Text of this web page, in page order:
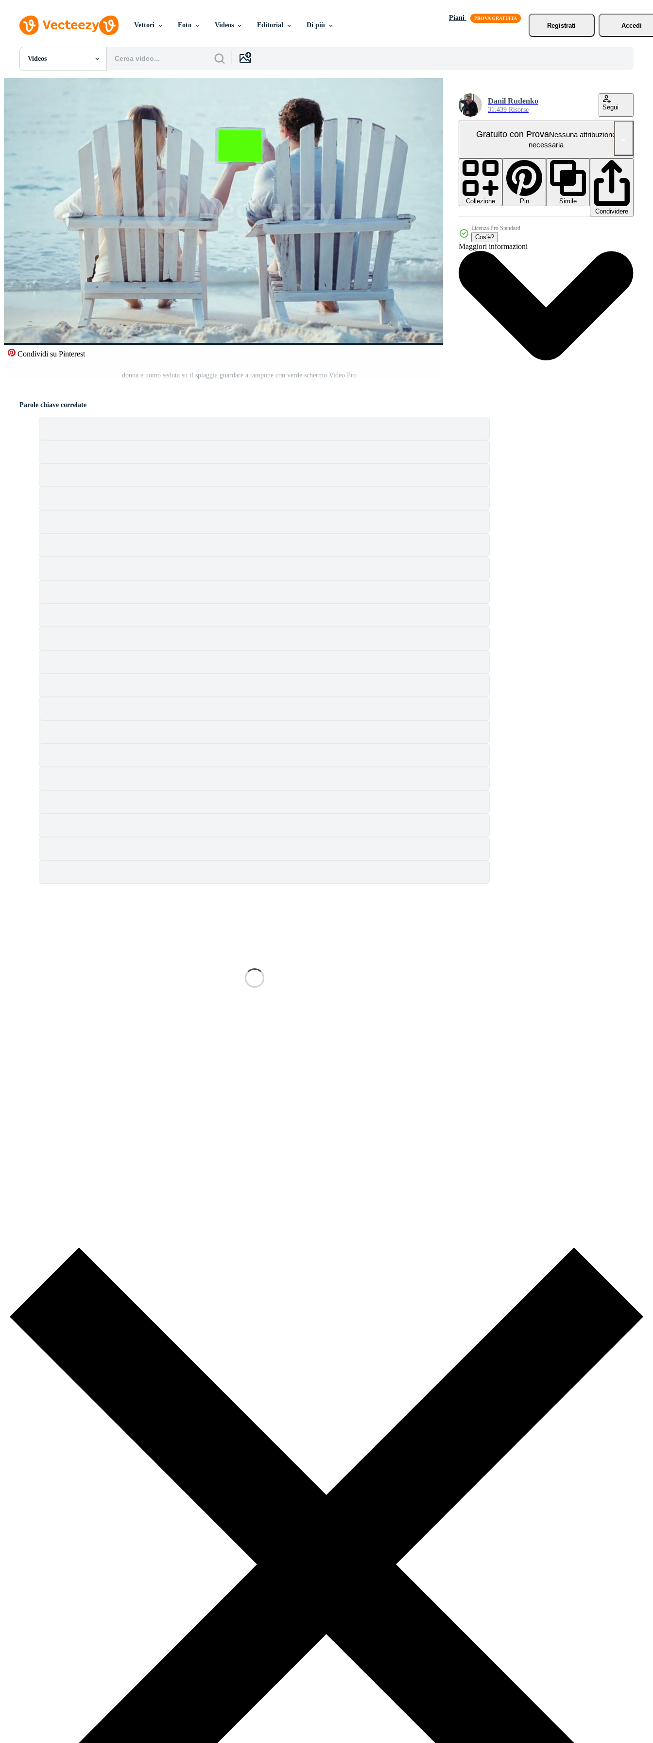
Vettori Foto Videos Editorial Di più
Piani
Registrati
Accedi
Videos
Tutte Immagini
Motion graphics
Condividi su Pinterest
donna e uomo seduta su il spiaggia guardare a tampone con verde schermo Video Pro
Danil Rudenko
31.439 Risorse Segui
Gratuito con ProvaNessuna attribuzione
necessaria
Collezione Pin
Simile
Condividere
Licenza Pro Standard
Cos'è?
Maggiori informazioni
Parole chiave correlate